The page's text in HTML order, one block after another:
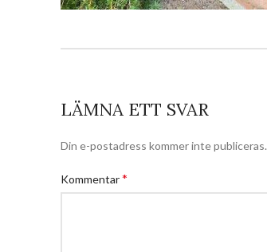
LÄMNA ETT SVAR
Din e-postadress kommer inte publiceras.
Kommentar*